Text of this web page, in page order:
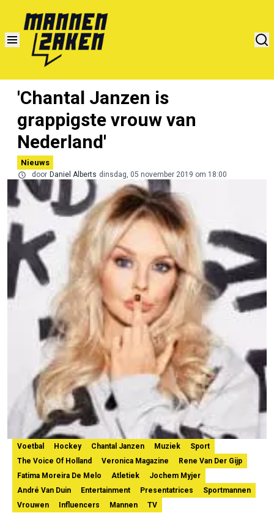
'Chantal Janzen is
grappigste vrouw van
Nederland'
Nieuws
door Daniel Alberts dinsdag, 05 november 2019 om 18:00
Voetbal Hockey Chantal Janzen Muziek
Sport
The Voice Of Holland
Veronica Magazine
Rene Van Der Gijp
Fatima Moreira De Melo
Atletiek
Jochem Myjer
André Van Duin
Entertainment Presentatrices
Sportmannen
Vrouwen
Influencers Mannen TV